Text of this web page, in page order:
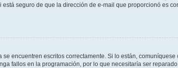
seguro de que la dirección de e-mail que proporcionó es
encuentren escritos correctamente. Si lo están, comuníquese
fallos en la programación, por lo que necesitaría ser reparado.